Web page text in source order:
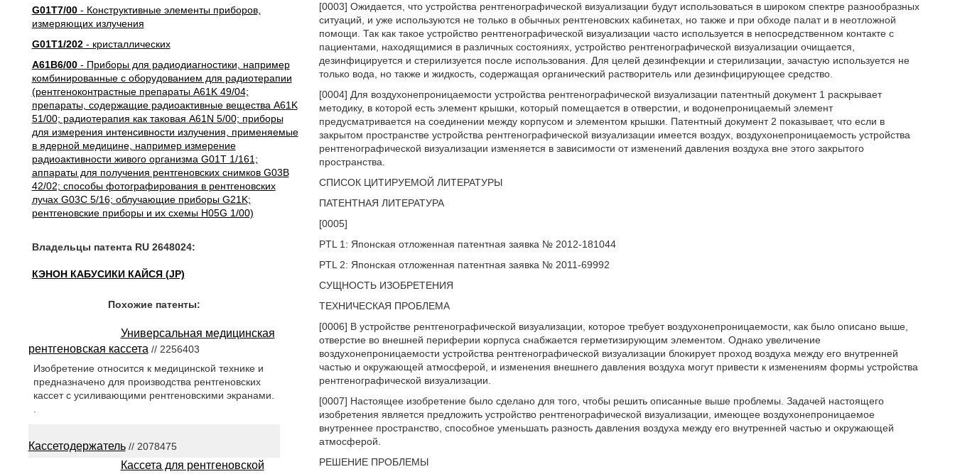
G01T7/00- Конструктивные элементы приборов,
измеряющих излучения
G01T1/202- кристаллических
A61B6/00- Приборы для радиодиагностики, например
комбинированные с оборудованием для радиотерапии
(рентгеноконтрастные препараты A61K 49/04;
препараты, содержащие радиоактивные вещества A61K
51/00; радиотерапия как таковая A61N 5/00; приборы
для измерения интенсивности излучения, применяемые
в ядерной медицине, например измерение
радиоактивности живого организма G01T 1/161;
аппараты для получения рентгеновских снимков G03B
42/02; способы фотографирования в рентгеновских
лучах G03C 5/16; облучающие приборы G21K;
рентгеновские приборы и их схемы H05G 1/00)
Владельцы патента RU 2648024:
КЭНОН КАБУСИКИ КАЙСЯ (JP)
[0003] Ожидается, что устройства рентгенографической визуализации будут использоваться в широком спектре разнообразных
ситуаций, и уже используются не только в обычных рентгеновских кабинетах, но также и при обходе палат и в неотложной
помощи. Так как такое устройство рентгенографической визуализации часто используется в непосредственном контакте с
пациентами, находящимися в различных состояниях, устройство рентгенографической визуализации очищается,
дезинфицируется и стерилизуется после использования. Для целей дезинфекции и стерилизации, зачастую используется не
только вода, но также и жидкость, содержащая органический растворитель или дезинфицирующее средство.
[0004] Для воздухонепроницаемости устройства рентгенографической визуализации патентный документ 1 раскрывает
методику, в которой есть элемент крышки, который помещается в отверстии, и водонепроницаемый элемент
предусматривается на соединении между корпусом и элементом крышки. Патентный документ 2 показывает, что если в
закрытом пространстве устройства рентгенографической визуализации имеется воздух, воздухонепроницаемость устройства
рентгенографической визуализации изменяется в зависимости от изменений давления воздуха вне этого закрытого
пространства.
СПИСОК ЦИТИРУЕМОЙ ЛИТЕРАТУРЫ
ПАТЕНТНАЯ ЛИТЕРАТУРА
[0005]
PTL 1: Японская отложенная патентная заявка № 2012-181044
PTL 2: Японская отложенная патентная заявка № 2011-69992
СУЩНОСТЬ ИЗОБРЕТЕНИЯ
ТЕХНИЧЕСКАЯ ПРОБЛЕМА
[0006] В устройстве рентгенографической визуализации, которое требует воздухонепроницаемости, как было описано выше,
отверстие во внешней периферии корпуса снабжается герметизирующим элементом. Однако увеличение
воздухонепроницаемости устройства рентгенографической визуализации блокирует проход воздуха между его внутренней
частью и окружающей атмосферой, и изменения внешнего давления воздуха могут привести к изменениям формы устройства
рентгенографической визуализации.
[0007] Настоящее изобретение было сделано для того, чтобы решить описанные выше проблемы. Задачей настоящего
изобретения является предложить устройство рентгенографической визуализации, имеющее воздухонепроницаемое
внутреннее пространство, способное уменьшать разность давления воздуха между его внутренней частью и окружающей
атмосферой.
РЕШЕНИЕ ПРОБЛЕМЫ
Похожие патенты:
Универсальная медицинская
рентгеновская кассета // 2256403
Изобретение относится к медицинской технике и
предназначено для производства рентгеновских
кассет с усиливающими рентгеновскими экранами.
Кассетодержатель// 2078475
Кассета для рентгеновской